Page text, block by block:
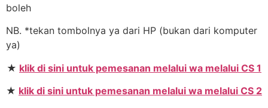
boleh
NB. *tekan tombolnya ya dari HP (bukan dari komputer
ya)
★ klik di sini untuk pemesanan melalui wa melalui CS 1
★ klik di sini untuk pemesanan melalui wa melalui CS 2